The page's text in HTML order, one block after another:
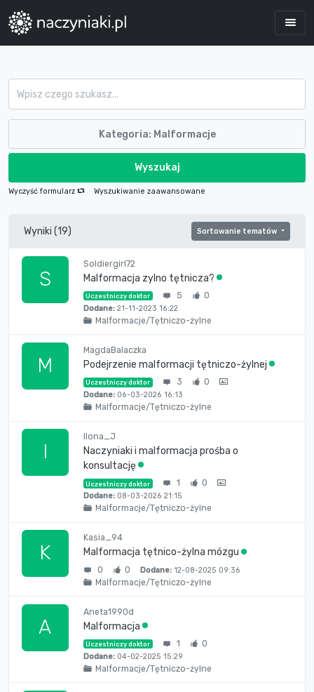
Kategoria: Malformacje
Wyszukaj
Wyczyść formularz Wyszukiwanie zaawansowane
Wyniki (19) Sortowanie tematów
S
Soldiergirl72
Malformacja zylno tętnicza?
Uczestniczy doktor 5 0
Dodane:21-11-2023 16:22
Malformacje/Tętniczo-żylne
M
MagdaBalaczka
Podejrzenie malformacji tętniczo-żylnej
Uczestniczy doktor 3 0
Dodane:06-03-2026 16:13
Malformacje/Tętniczo-żylne
I
Ilona_J
Naczyniaki i malformacja prośba o
konsultację
Uczestniczy doktor 1 0
Dodane:08-03-2026 21:15
Malformacje/Tętniczo-żylne
K
Kasia_94
Malformacja tętnico-żylna mózgu
0 0 Dodane:12-08-2025 09:36
Malformacje/Tętniczo-żylne
A
Aneta1990d
Malformacja
Uczestniczy doktor 1 0
Dodane:04-02-2025 15:29
Malformacje/Tętniczo-żylne